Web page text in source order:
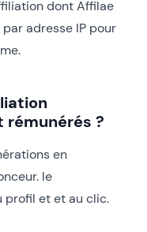
dont Affilae
adresse IP pour
rémunérés ?
en
le
profil et et au clic.